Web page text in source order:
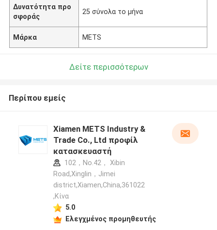
Δυνατότητα προ
σφοράς
25 σύνολα το μήνα
Μάρκα METS
Δείτε περισσότερων
Περίπου εμείς
Xiamen METS Industry &
Trade Co., Ltd προφίλ
κατασκευαστή
102，No.42， Xibin
Road,Xinglin，Jimei
district,Xiamen,China,361022
,Κίνα
5.0
Ελεγχμένος προμηθευτής